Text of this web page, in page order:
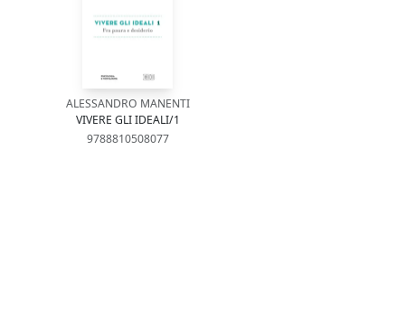
ALESSANDRO MANENTI
VIVERE GLI IDEALI/1
9788810508077